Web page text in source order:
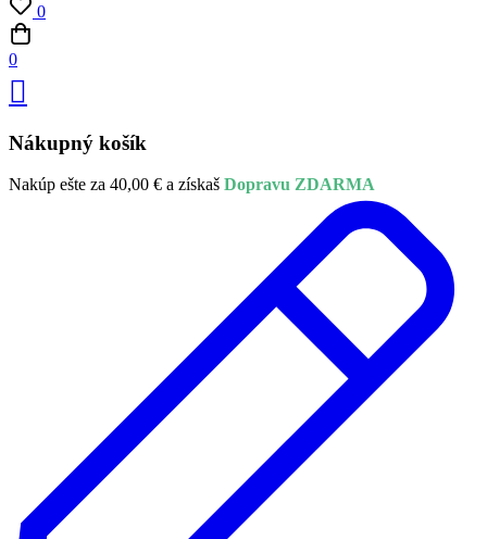
0
0
Nákupný košík
Nakúp ešte za 40,00 € a získaš Dopravu ZDARMA